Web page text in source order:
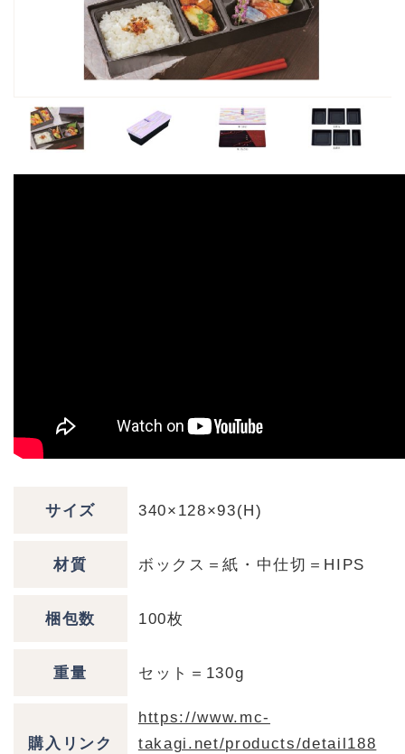
サイズ 340×128×93(H)
材質 ボックス＝紙・中仕切＝HIPS
梱包数 100枚
重量 セット＝130g
購入リンク
https://www.mc-
takagi.net/products/detail188